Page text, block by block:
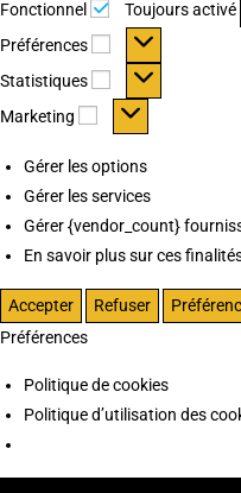
Fonctionnel Fonctionnel
Toujours activé
Préférences
Préférences
Statistiques Statistiques
Marketing Marketing
Gérer les options
Gérer les services
Gérer {vendor_count}
En savoir plus sur ces
Accepter Refuser
Préférences
Politique de cookies
Politique d’utilisation des